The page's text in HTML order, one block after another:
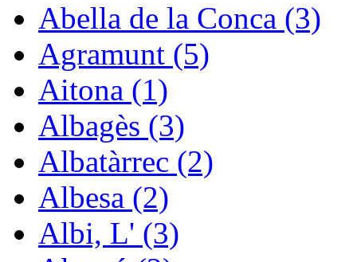
Abella de la Conca (3)
Agramunt (5)
Aitona (1)
Albagès (3)
Albatàrrec (2)
Albesa (2)
Albi, L' (3)